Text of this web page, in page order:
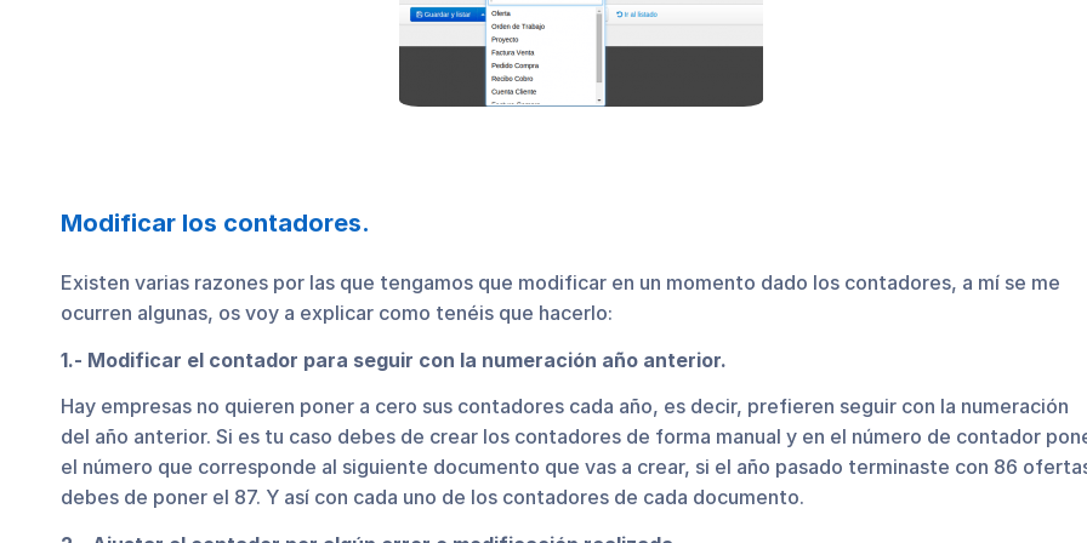
Modificar los contadores.
Existen varias razones por las que tengamos que modificar en un momento dado los contadores, a mí se me
ocurren algunas, os voy a explicar como tenéis que hacerlo:
1.- Modificar el contador para seguir con la numeración año anterior.
Hay empresas no quieren poner a cero sus contadores cada año, es decir, prefieren seguir con la numeración
del año anterior. Si es tu caso debes de crear los contadores de forma manual y en el número de contador
el número que corresponde al siguiente documento que vas a crear, si el año pasado terminaste con 86
debes de poner el 87. Y así con cada uno de los contadores de cada documento.